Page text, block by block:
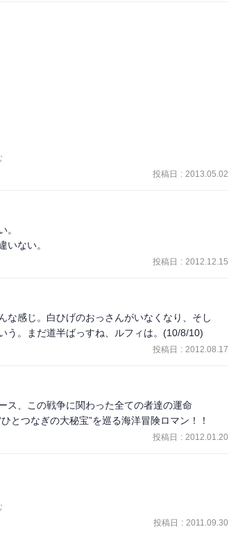
た！
投稿日 : 2013.05.02
。
いない。
投稿日 : 2012.12.15
な感じ。白ひげのおっさんがいなくなり、そし
う。まだ道半ばっすね、ルフィは。(10/8/10)
投稿日 : 2012.08.17
ス、この戦争に関わった全ての者達の運命
とつなぎの大秘宝”を巡る海洋冒険ロマン！！
投稿日 : 2012.01.20
投稿日 : 2011.09.30